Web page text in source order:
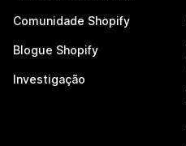
Comunidade Shopify
Blogue Shopify
Investigação